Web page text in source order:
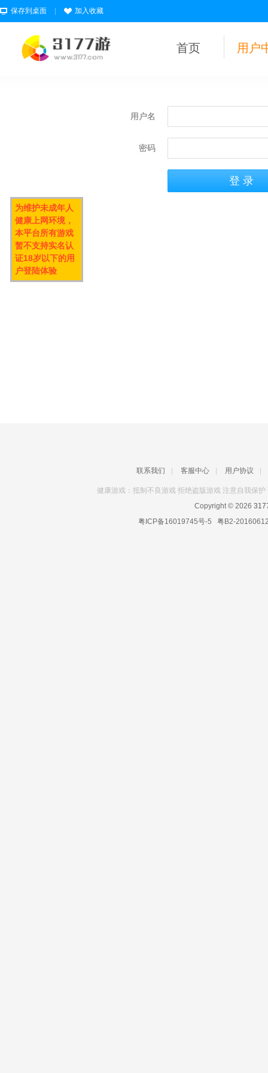
保存到桌面 加入收藏
首页 用户
用户名
密码
联系我们 客服中心 用户协议
健康游戏：抵制不良游戏 拒绝盗版游戏 注意自我保
Copyright © 2026
粤ICP备16019745号-5 粤B2-
为维护未成年人
健康上网环境，
本平台所有游戏
暂不支持实名认
证18岁以下的用
户登陆体验